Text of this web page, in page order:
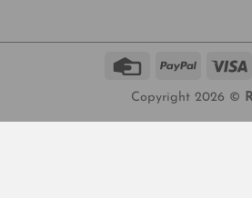
Copyright 2026 ©